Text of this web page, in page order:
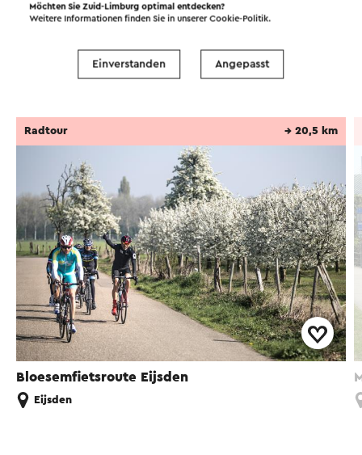
Bloesemfietsroute Eijsden
Radtour → 20,5 km
Eijsden
Möchten Sie Zuid-Limburg optimal entdecken?
Weitere Informationen finden Sie in unsererCookie-Politik.
Einverstanden Angepasst